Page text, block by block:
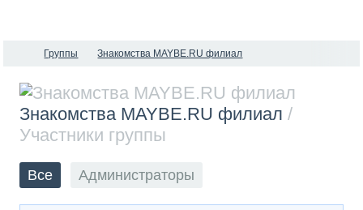
Группы Знакомства MAYBE.RU филиал
Знакомства MAYBE.RU филиал/
Участники группы
Все Администраторы